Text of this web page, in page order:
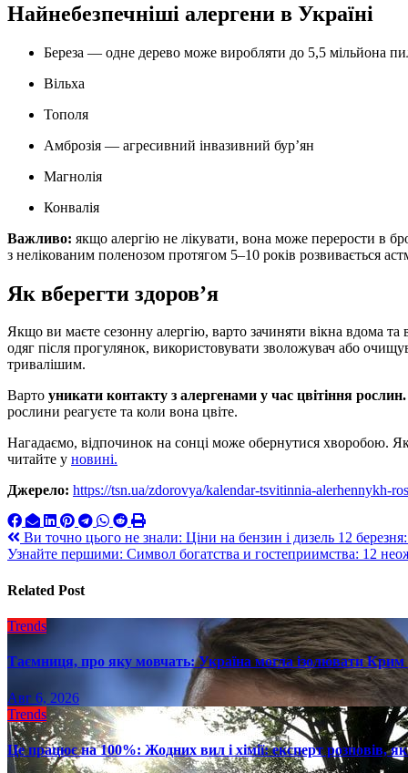
Найнебезпечніші алергени в Україні
Береза — одне дерево може виробляти до 5,5 мільйона
Вільха
Тополя
Амброзія — агресивний інвазивний бур’ян
Магнолія
Конвалія
Важливо: якщо алергію не лікувати, вона може перерости в
з нелікованим поленозом протягом 5–10 років розвивається
Як вберегти здоров’я
Якщо ви маєте сезонну алергію, варто зачиняти вікна вдома
одяг після прогулянок, використовувати зволожувач або
тривалішим.
Варто уникати контакту з алергенами у час цвітіння рослин.
рослини реагуєте та коли вона цвіте.
Нагадаємо, відпочинок на сонці може обернутися хворобою.
читайте у новині.
Джерело: https://tsn.ua/zdorovya/kalendar-tsvitinnia-alerhennykh-
Навигация
по
записям
Ви точно цього не знали: Ціни на бензин і дизель 12
Узнайте першими: Символ богатства и гостеприимства: 12
Related Post
Trends
Таємниця, про яку мовчать: Україна могла ізолювати
Авг 6, 2026
Trends
Це працює на 100%: Жодних вил і хімії: експерт розповів,